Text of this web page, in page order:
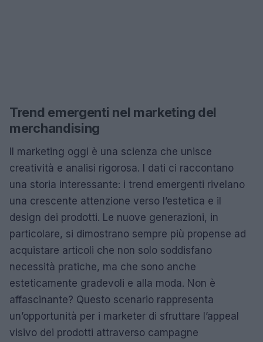
Trend emergenti nel marketing del
merchandising
Il marketing oggi è una scienza che unisce
creatività e analisi rigorosa. I dati ci raccontano
una storia interessante: i trend emergenti rivelano
una crescente attenzione verso l’estetica e il
design dei prodotti. Le nuove generazioni, in
particolare, si dimostrano sempre più propense ad
acquistare articoli che non solo soddisfano
necessità pratiche, ma che sono anche
esteticamente gradevoli e alla moda. Non è
affascinante? Questo scenario rappresenta
un’opportunità per i marketer di sfruttare l’appeal
visivo dei prodotti attraverso campagne